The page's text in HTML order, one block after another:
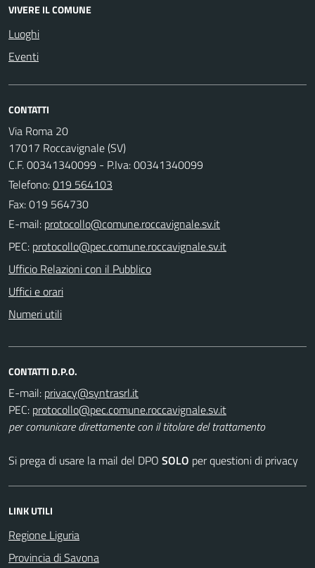
VIVERE IL COMUNE
Luoghi
Eventi
CONTATTI
Via Roma 20
17017 Roccavignale (SV)
C.F. 00341340099 - P.Iva: 00341340099
Telefono:019 564103
Fax: 019 564730
E-mail:
PEC:
Ufficio Relazioni con il Pubblico
Uffici e orari
Numeri utili
CONTATTI D.P.O.
E-mail:
PEC:
per comunicare direttamente con il titolare del trattamento
Si prega di usare la mail del DPO SOLO per questioni di privacy
LINK UTILI
Regione Liguria
Provincia di Savona